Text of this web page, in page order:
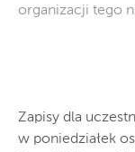
organizacji tego
Zapisy dla
w poniedziałek